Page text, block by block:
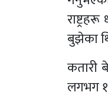
बुझेका
कतारी
लगभग